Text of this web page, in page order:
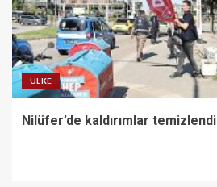
ÜLKE
Nilüfer’de kaldırımlar temizlendi